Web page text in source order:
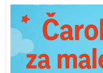
Paket slikanic za otroke
zbirki: Kako sta Bibi in
Spoznajmo števila,
Izkoristite izjemno